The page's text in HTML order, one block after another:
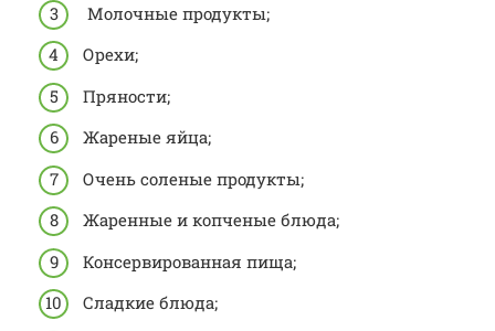
Молочные продукты;
Орехи;
Пряности;
Жареные яйца;
Очень соленые продукты;
Жаренные и копченые блюда;
Консервированная пища;
Сладкие блюда;